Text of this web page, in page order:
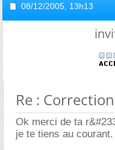
08/12/2005, 13h13
Re :
Ok merci de ta
je te tiens au courant.